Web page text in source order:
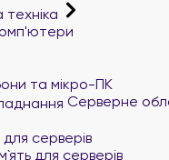
та мікро-ПК
Серверне
серверів
для серверів